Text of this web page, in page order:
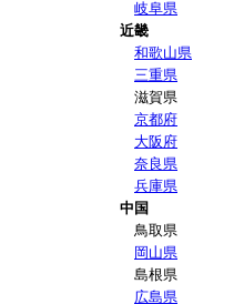
岐阜県
近畿
和歌山県
三重県
滋賀県
京都府
大阪府
奈良県
兵庫県
中国
鳥取県
岡山県
島根県
広島県